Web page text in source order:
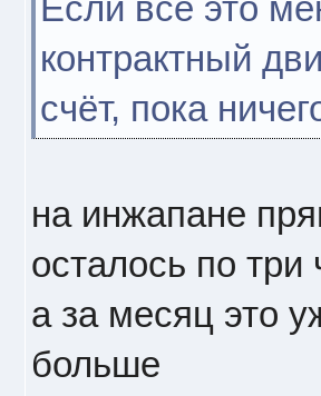
Если всё это
контрактный
счёт, пока
на инжапане
осталось по три
а за месяц это
больше